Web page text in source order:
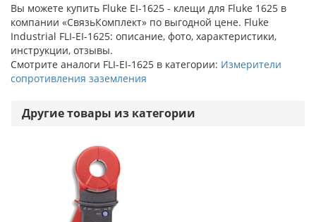
Вы можете купить Fluke EI-1625 - клещи для Fluke 1625 в
компании «СвязьКомплект» по выгодной цене. Fluke
Industrial FLI-EI-1625: описание, фото, характеристики,
инструкции, отзывы.
Смотрите аналоги FLI-EI-1625 в категории: Измерители
сопротивления заземления
Другие товары из категории